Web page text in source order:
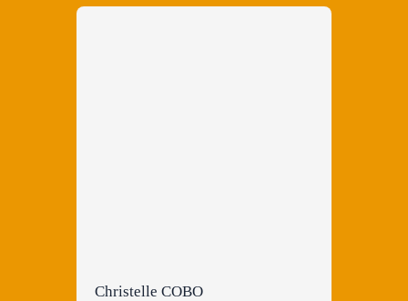
Christelle COBO